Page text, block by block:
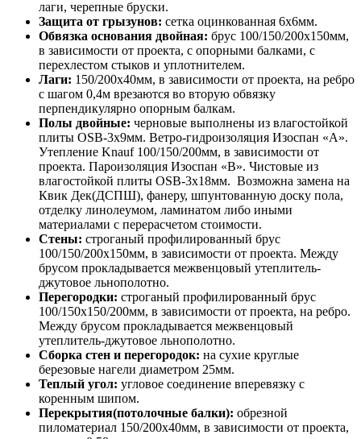
лаги, черепные бруски.
Защита от грызунов: сетка оцинкованная 6х6мм.
Обвязка основания двойная: брус 100/150/200х150мм,
в зависимости от проекта, с опорными балками, с
перехлестом стыков и уплотнителем.
Лаги: 150/200х40мм, в зависимости от проекта, на ребро
с шагом 0,4м врезаются во вторую обвязку
перпендикулярно опорным балкам.
Полы двойные: черновые выполнены из влагостойкой
плиты OSB-3х9мм. Ветро-гидроизоляция Изоспан «А».
Утепление Knauf 100/150/200мм, в зависимости от
проекта. Пароизоляция Изоспан «В». Чистовые из
влагостойкой плиты OSB-3х18мм. Возможна замена на
Квик Дек(ДСПШ), фанеру, шпунтованную доску пола,
отделку линолеумом, ламинатом либо иными
материалами с перерасчетом стоимости.
Стены: строганый профилированный брус
100/150/200х150мм, в зависимости от проекта. Между
брусом прокладывается межвенцовый утеплитель-
джутовое льнополотно.
Перегородки: строганый профилированный брус
100/150х150/200мм, в зависимости от проекта, на ребро.
Между брусом прокладывается межвенцовый
утеплитель-джутовое льнополотно.
Сборка стен и перегородок: на сухие круглые
березовые нагели диаметром 25мм.
Теплый угол: угловое соединение вперевязку с
коренным шипом.
Перекрытия(потолочные балки): обрезной
пиломатериал 150/200х40мм, в зависимости от проекта,